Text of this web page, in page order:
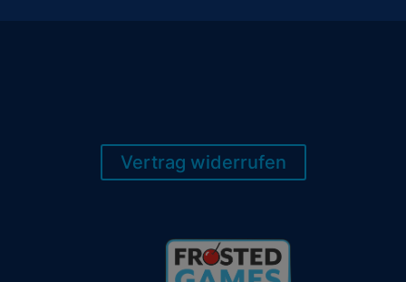
Vertrag widerrufen